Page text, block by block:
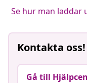
Se hur man laddar
Kontakta oss!
Gå till